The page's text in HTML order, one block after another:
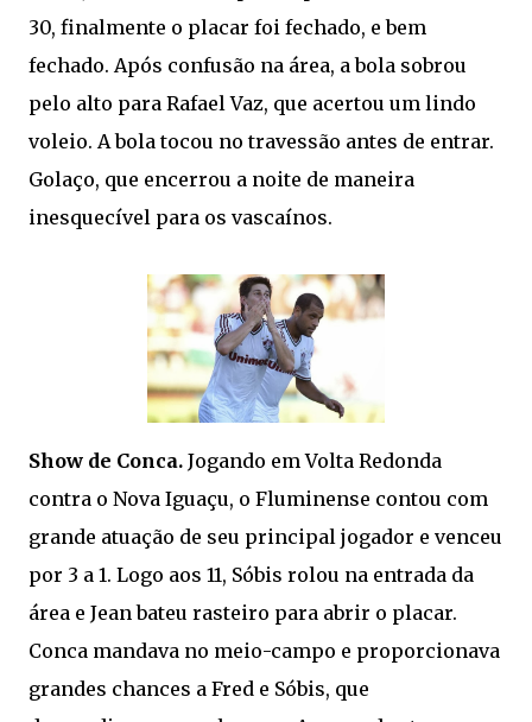
30, finalmente o placar foi fechado, e bem
fechado. Após confusão na área, a bola sobrou
pelo alto para Rafael Vaz, que acertou um lindo
voleio. A bola tocou no travessão antes de entrar.
Golaço, que encerrou a noite de maneira
inesquecível para os vascaínos.
Show de Conca. Jogando em Volta Redonda
contra o Nova Iguaçu, o Fluminense contou com
grande atuação de seu principal jogador e venceu
por 3 a 1. Logo aos 11, Sóbis rolou na entrada da
área e Jean bateu rasteiro para abrir o placar.
Conca mandava no meio-campo e proporcionava
grandes chances a Fred e Sóbis, que